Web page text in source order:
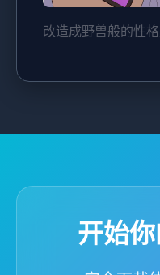
改造成野兽般的性
开始